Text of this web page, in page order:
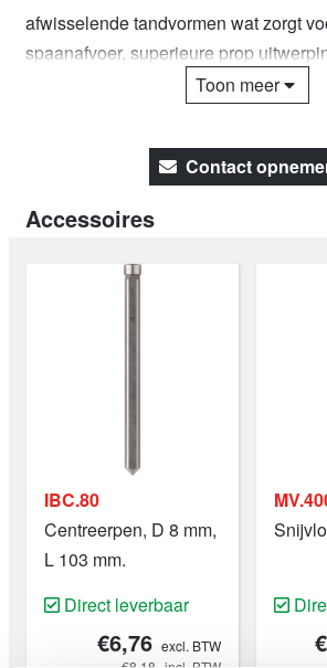
afwisselende tandvormen wat zorgt
spaanafvoer, superieure prop
maatvoering. Deze HSS kernboor
het boren van staal, koper, aluminium,
kunststof, in zowel plaat- als
HSS kernboren hebben een
bestaande één laag, waardoor de
boorprestaties worden gegarandeerd.
kenmerkende Euroboor prop. De rand
precies wat voorkomt dat onze HSS
Toon meer
Contact
Accessoires
IBC.80
Centreerpen, D 8 mm,
L 103 mm.
Direct leverbaar
€6,76 excl. BTW